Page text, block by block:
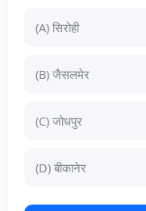
(A) सिरोही
(B) जैसलमेर
(C) जोधपुर
(D) बीकानेर